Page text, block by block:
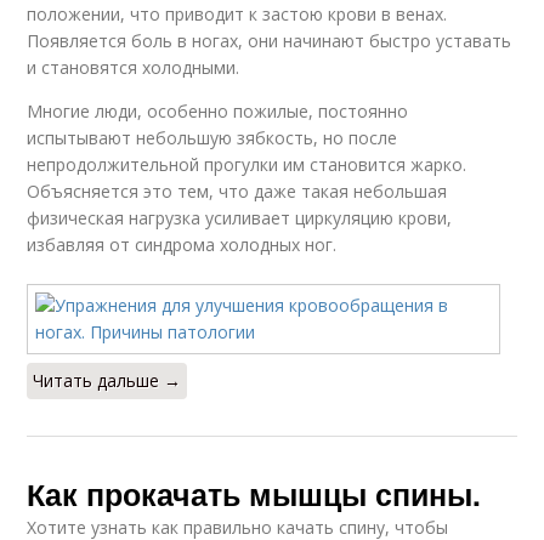
положении, что приводит к застою крови в венах.
Появляется боль в ногах, они начинают быстро уставать
и становятся холодными.
Многие люди, особенно пожилые, постоянно
испытывают небольшую зябкость, но после
непродолжительной прогулки им становится жарко.
Объясняется это тем, что даже такая небольшая
физическая нагрузка усиливает циркуляцию крови,
избавляя от синдрома холодных ног.
Читать дальше →
Как прокачать мышцы спины.
Хотите узнать как правильно качать спину, чтобы